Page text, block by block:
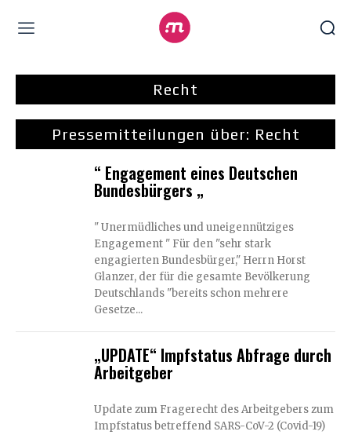
Recht
Pressemitteilungen über: Recht
“ Engagement eines Deutschen
Bundesbürgers „
" Unermüdliches und uneigennütziges
Engagement " Für den "sehr stark
engagierten Bundesbürger," Herrn Horst
Glanzer, der für die gesamte Bevölkerung
Deutschlands "bereits schon mehrere
Gesetze...
„UPDATE“ Impfstatus Abfrage durch
Arbeitgeber
Update zum Fragerecht des Arbeitgebers zum
Impfstatus betreffend SARS-CoV-2 (Covid-19)